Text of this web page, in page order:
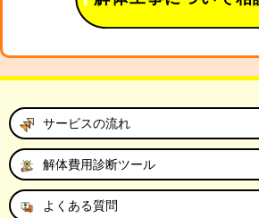
サービスの流れ
解体費用診断ツール
よくある質問